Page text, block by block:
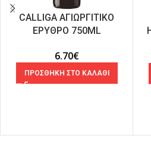
CALLIGA ΑΓΙΩΡΓΙΤΙΚΟ
ΕΡΥΘΡΟ 750ML
6.70€
ΠΡΟΣΘΗΚΗ ΣΤΟ ΚΑΛΑΘΙ